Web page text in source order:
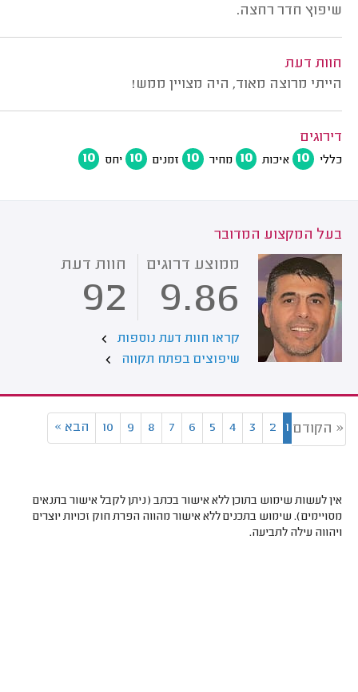
שיפוץ חדר רחצה.
חוות דעת
הייתי מרוצה מאוד, היה מצויין ממש!
דירוגים
כללי 10 איכות 10 מחיר 10 זמנים 10 יחס 10
בעל המקצוע המדובר
ממוצע דרוגים
9.86
חוות דעת
92
קראו חוות דעת נוספות
שיפוצים בפתח תקווה
« הקודם 1
2
3
4
5
6
7
8
9
10 הבא »
אין לעשות שימוש בתוכן ללא אישור בכתב (ניתן לקבל אישור בתנאים
מסויימים). שימוש בתכנים ללא אישור מהווה הפרת חוק זכויות יוצרים
ויהווה עילה לתביעה.